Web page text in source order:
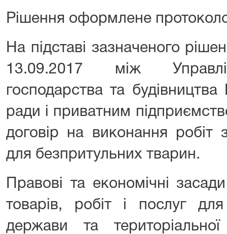
Рішення оформлене
На підставі зазначеного
13.09.2017 між
господарства та будівництва
ради і приватним
договір на виконання робіт
для безпритульних тварин.
Правові та економічні
товарів, робіт і послуг
держави та